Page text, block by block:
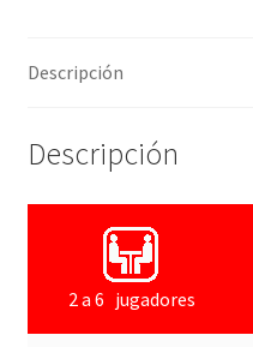
Descripción
Descripción
2 a 6 jugadores